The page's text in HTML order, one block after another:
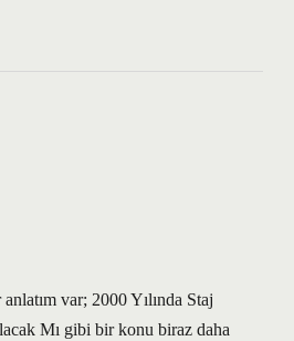
var; 2000 Yılında Staj
Mı gibi bir konu biraz daha